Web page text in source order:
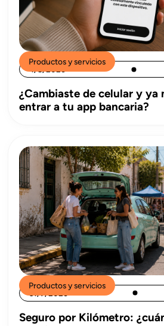
Productos y servicios
¿Cambiaste de celular y ya
entrar a tu app bancaria?
Productos y servicios
31/7/2026
Seguro por Kilómetro: